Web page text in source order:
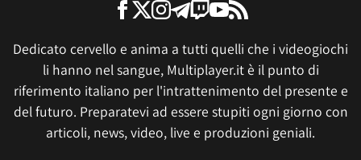
Dedicato cervello e anima a tutti quelli che i videogiochi
li hanno nel sangue, Multiplayer.it è il punto di
riferimento italiano per l'intrattenimento del presente e
del futuro. Preparatevi ad essere stupiti ogni giorno con
articoli, news, video, live e produzioni geniali.